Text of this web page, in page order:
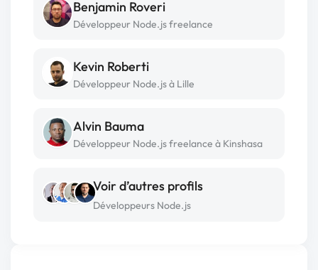
Benjamin Roveri
Développeur Node.js freelance
Kevin Roberti
Développeur Node.js à Lille
Alvin Bauma
Développeur Node.js freelance à Kinshasa
Voir d’autres profils
Développeurs Node.js